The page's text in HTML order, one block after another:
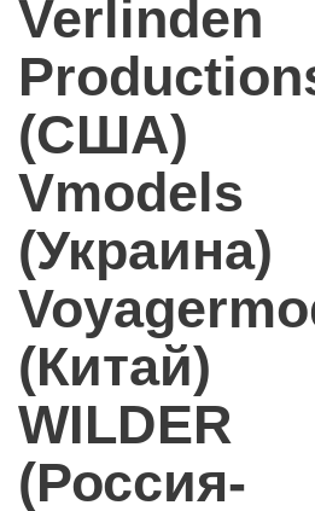
Verlinden
(США)
Vmodels
(Украина)
(Китай)
WILDER
(Россия-